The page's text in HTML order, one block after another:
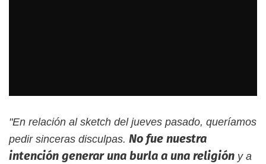
"En relación al sketch del jueves pasado, queríamos
pedir sinceras disculpas. No fue nuestra
intención generar una burla a una religión y a